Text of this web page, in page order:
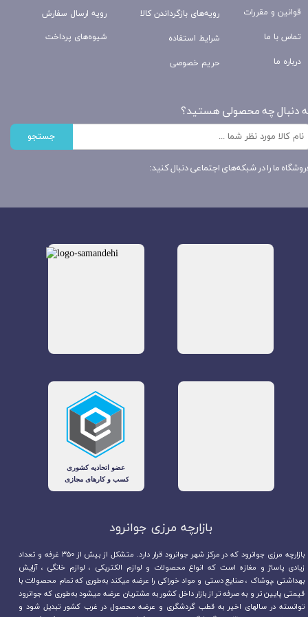
بازارچه مرزی جوانرود​​​​​​​
بازارچه مرزی جوانرود که در مرکز شهر جوانرود قرار دارد. متشکل از بیش از ۳۵۰ غرفه و تعداد
زیادی پاساژ و مغازه است که انواع محصولات و لوازم الکتریکی ، لوازم خانگی ، آرایش
بهداشتی ،پوشاک ، صنایع دستی و مواد خوراکی را عرضه میکند به‌طوری که تمام محصولات با
قیمتی پایین تر و به صرفه تر از بازار داخل کشور به مشتریان عرضه میشود به‌طوری که جوانرود
توانسته در سالهای اخیر به قطب گردشگری و عرضه محصول در غرب کشور تبدیل شود و
رویه ارسال سفارش
شیوه‌های پرداخت
رویه‌های بازگرداندن کالا
شرایط استفاده
حریم خصوصی
قوانین و مقررات
تماس با ما
درباره ما
دنبال چه محصولی هستید؟
جستجو
ما را در شبکه‌های اجتماعی دنبال کنید: